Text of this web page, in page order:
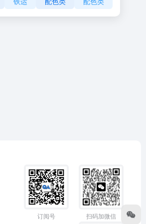
订阅号 扫码加微信